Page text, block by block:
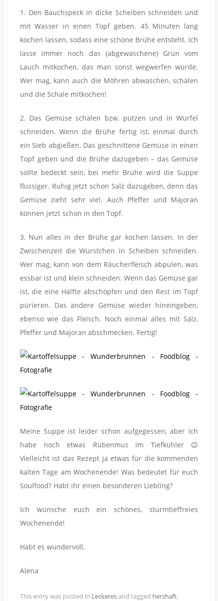
1. Den Bauchspeck in dicke Scheiben schneiden und
mit Wasser in einen Topf geben. 45 Minuten lang
kochen lassen, sodass eine schöne Brühe entsteht. Ich
lasse immer noch das (abgewaschene) Grün vom
Lauch mitkochen, das man sonst wegwerfen würde.
Wer mag, kann auch die Möhren abwaschen, schälen
und die Schale mitkochen!
2. Das Gemüse schälen bzw. putzen und in Würfel
schneiden. Wenn die Brühe fertig ist, einmal durch
ein Sieb abgießen. Das geschnittene Gemüse in einen
Topf geben und die Brühe dazugeben – das Gemüse
sollte bedeckt sein, bei mehr Brühe wird die Suppe
flüssiger. Ruhig jetzt schon Salz dazugeben, denn das
Gemüse zieht sehr viel. Auch Pfeffer und Majoran
können jetzt schon in den Topf.
3. Nun alles in der Brühe gar kochen lassen. In der
Zwischenzeit die Würstchen in Scheiben schneiden.
Wer mag, kann von dem Räucherfleisch abpulen, was
essbar ist und klein schneiden. Wenn das Gemüse gar
ist, die eine Hälfte abschöpfen und den Rest im Topf
pürieren. Das andere Gemüse wieder hineingeben,
ebenso wie das Fleisch. Noch einmal alles mit Salz,
Pfeffer und Majoran abschmecken. Fertig!
Meine Suppe ist leider schon aufgegessen, aber ich
habe noch etwas Rübenmus im Tiefkühler 😉
Vielleicht ist das Rezept ja etwas für die kommenden
kalten Tage am Wochenende! Was bedeutet für euch
Soulfood? Habt ihr einen besonderen Liebling?
Ich wünsche euch ein schönes, sturmtieffreies
Wochenende!
Habt es wundervoll,
Alena
This entry was posted in Leckeresand tagged herzhaft,